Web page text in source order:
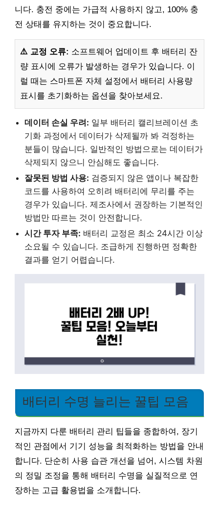
니다. 충전 중에는 가급적 사용하지 않고, 100% 충
전 상태를 유지하는 것이 중요합니다.
⚠️ 교정 오류: 소프트웨어 업데이트 후 배터리 잔
량 표시에 오류가 발생하는 경우가 있습니다. 이
럴 때는 스마트폰 자체 설정에서 배터리 사용량
표시를 초기화하는 옵션을 찾아보세요.
데이터 손실 우려: 일부 배터리 캘리브레이션 초
기화 과정에서 데이터가 삭제될까 봐 걱정하는
분들이 많습니다. 일반적인 방법으로는 데이터가
삭제되지 않으니 안심해도 좋습니다.
잘못된 방법 사용: 검증되지 않은 앱이나 복잡한
코드를 사용하여 오히려 배터리에 무리를 주는
경우가 있습니다. 제조사에서 권장하는 기본적인
방법만 따르는 것이 안전합니다.
시간 투자 부족: 배터리 교정은 최소 24시간 이상
소요될 수 있습니다. 조급하게 진행하면 정확한
결과를 얻기 어렵습니다.
배터리 수명 늘리는 꿀팁 모음
지금까지 다룬 배터리 관리 팁들을 종합하여, 장기
적인 관점에서 기기 성능을 최적화하는 방법을 안내
합니다. 단순히 사용 습관 개선을 넘어, 시스템 차원
의 정밀 조정을 통해 배터리 수명을 실질적으로 연
장하는 고급 활용법을 소개합니다.